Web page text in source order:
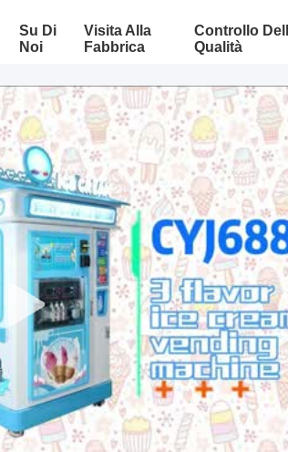
Su Di
Noi
Visita Alla
Fabbrica
Controllo
Qualità